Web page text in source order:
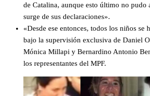
de Catalina, aunque esto último no pudo
surge de sus declaraciones».
«Desde ese entonces, todos los niños se
bajo la supervisión exclusiva de Daniel
Mónica Millapi y Bernardino Antonio
los representantes del MPF.